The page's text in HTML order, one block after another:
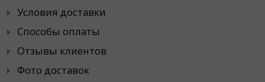
Условия доставки
Способы оплаты
Отзывы клиентов
Фото доставок